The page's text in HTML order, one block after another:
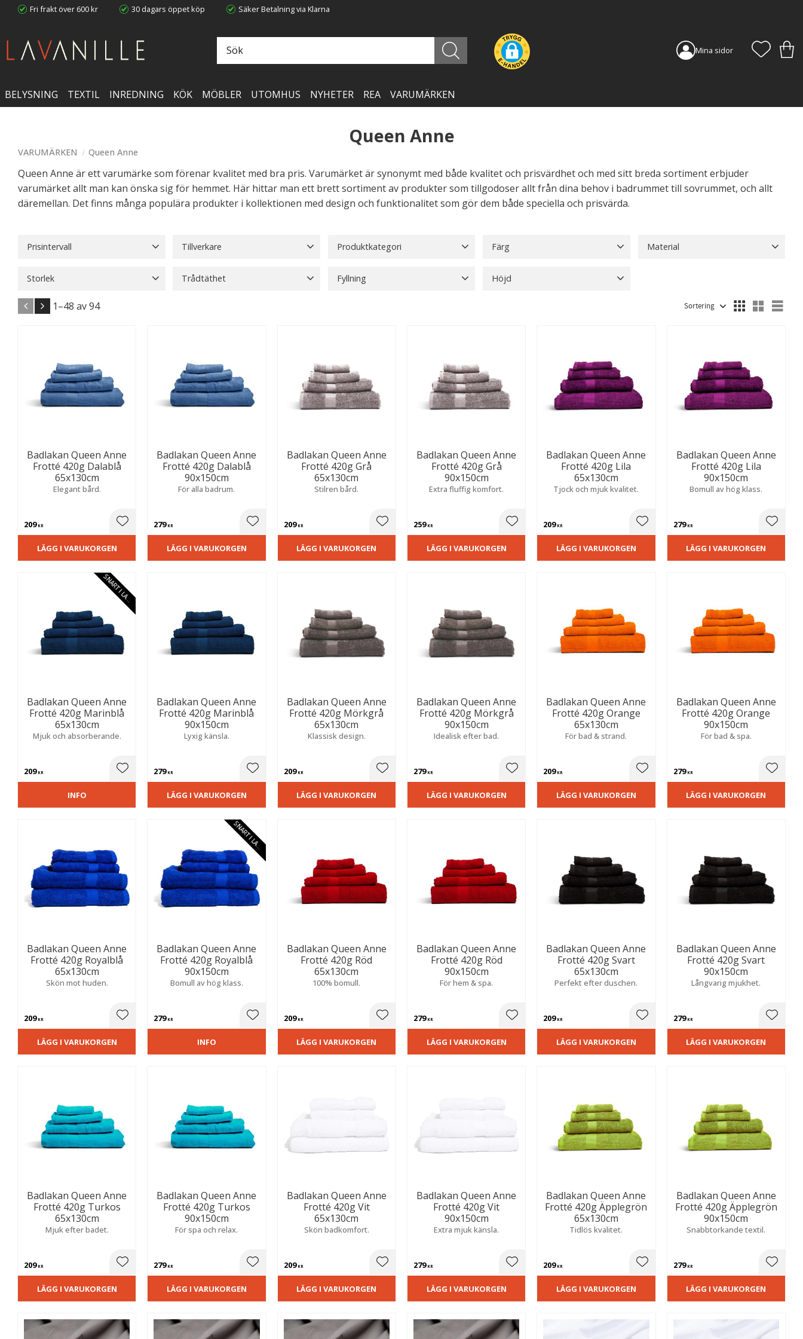
Fri frakt över 600 kr 30 dagars öppet köp Säker Betalning via Klarna
Mina sidor
BELYSNING TEXTIL INREDNING KÖK MÖBLER UTOMHUS NYHETER REA VARUMÄRKEN
Queen Anne
VARUMÄRKEN Queen Anne
Queen Anne är ett varumärke som förenar kvalitet med bra pris. Varumärket är synonymt med både kvalitet och prisvärdhet och med sitt breda sortiment erbjuder
varumärket allt man kan önska sig för hemmet. Här hittar man ett brett sortiment av produkter som tillgodoser allt från dina behov i badrummet till sovrummet, och allt
däremellan. Det finns många populära produkter i kollektionen med design och funktionalitet som gör dem både speciella och prisvärda.
Prisintervall Tillverkare Produktkategori
Badtermometrar
Färg
Grön
Material
Storlek
120x200
150x260
Trådtäthet Fyllning Höjd
1–48 av94
Badlakan Queen Anne
Frotté 420g Dalablå
65x130cm
Elegant bård.
209KR Lägg till i favoriter
LÄGG I VARUKORGEN
Badlakan Queen Anne
Frotté 420g Dalablå
90x150cm
För alla badrum.
279KR Lägg till i favoriter
LÄGG I VARUKORGEN
Badlakan Queen Anne
Frotté 420g Grå
65x130cm
Stilren bård.
209KR Lägg till i favoriter
LÄGG I VARUKORGEN
Badlakan Queen Anne
Frotté 420g Grå
90x150cm
Extra fluffig komfort.
259KR Lägg till i favoriter
LÄGG I VARUKORGEN
Badlakan Queen Anne
Frotté 420g Lila
65x130cm
Tjock och mjuk kvalitet.
209KR Lägg till i favoriter
LÄGG I VARUKORGEN
Badlakan Queen Anne
Frotté 420g Lila
90x150cm
Bomull av hög klass.
279KR Lägg
LÄGG I VARUKORGEN
Badlakan Queen Anne
Frotté 420g Marinblå
65x130cm
Mjuk och absorberande.
209KR
S
N
A
R
T
I
L
A
G
E
R
Lägg till i favoriter
INFO
Badlakan Queen Anne
Frotté 420g Marinblå
90x150cm
Lyxig känsla.
279KR Lägg till i favoriter
LÄGG I VARUKORGEN
Badlakan Queen Anne
Frotté 420g Mörkgrå
65x130cm
Klassisk design.
209KR Lägg till i favoriter
LÄGG I VARUKORGEN
Badlakan Queen Anne
Frotté 420g Mörkgrå
90x150cm
Idealisk efter bad.
279KR Lägg till i favoriter
LÄGG I VARUKORGEN
Badlakan Queen Anne
Frotté 420g Orange
65x130cm
För bad & strand.
209KR Lägg till i favoriter
LÄGG I VARUKORGEN
Badlakan Queen Anne
Frotté 420g Orange
90x150cm
För bad & spa.
279KR Lägg
LÄGG I VARUKORGEN
Badlakan Queen Anne
Frotté 420g Royalblå
65x130cm
Skön mot huden.
209KR Lägg till i favoriter
LÄGG I VARUKORGEN
Badlakan Queen Anne
Frotté 420g Royalblå
90x150cm
Bomull av hög klass.
279KR
S
N
A
R
T
I
L
A
G
E
R
Lägg till i favoriter
INFO
Badlakan Queen Anne
Frotté 420g Röd
65x130cm
100% bomull.
209KR Lägg till i favoriter
LÄGG I VARUKORGEN
Badlakan Queen Anne
Frotté 420g Röd
90x150cm
För hem & spa.
279KR Lägg till i favoriter
LÄGG I VARUKORGEN
Badlakan Queen Anne
Frotté 420g Svart
65x130cm
Perfekt efter duschen.
209KR Lägg till i favoriter
LÄGG I VARUKORGEN
Badlakan Queen Anne
Frotté 420g Svart
90x150cm
Långvarig mjukhet.
279KR Lägg
LÄGG I VARUKORGEN
Badlakan Queen Anne
Frotté 420g Turkos
65x130cm
Mjuk efter badet.
209KR Lägg till i favoriter
LÄGG I VARUKORGEN
Badlakan Queen Anne
Frotté 420g Turkos
90x150cm
För spa och relax.
279KR Lägg till i favoriter
LÄGG I VARUKORGEN
Badlakan Queen Anne
Frotté 420g Vit
65x130cm
Skön badkomfort.
209KR Lägg till i favoriter
LÄGG I VARUKORGEN
Badlakan Queen Anne
Frotté 420g Vit
90x150cm
Extra mjuk känsla.
279KR Lägg till i favoriter
LÄGG I VARUKORGEN
Badlakan Queen Anne
Frotté 420g Äpplegrön
65x130cm
Tidlös kvalitet.
209KR Lägg till i favoriter
LÄGG I VARUKORGEN
Badlakan Queen Anne
Frotté 420g Äpplegrön
90x150cm
Snabbtorkande textil.
279KR Lägg
LÄGG I VARUKORGEN